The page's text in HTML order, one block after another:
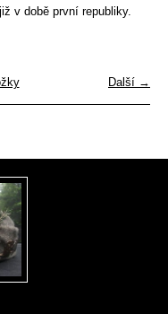
v době první republiky.
Další →